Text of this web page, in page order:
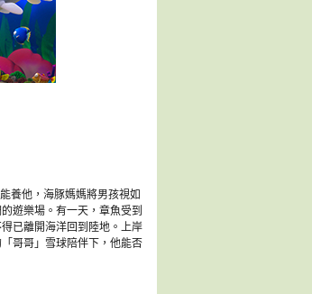
養他，海豚媽媽將男孩視如
遊樂場。有一天，章魚受到
已離開海洋回到陸地。上岸
哥哥」雪球陪伴下，他能否